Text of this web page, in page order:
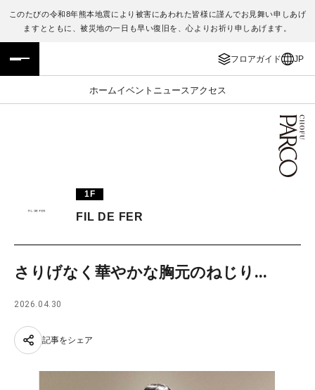
このたびの令和8年熊本地震により被害にあわれた皆様に謹んでお見舞い申しあげ
ますとともに、被災地の一日も早い復旧を、心よりお祈り申しあげます。
フロアガイド JP
ホームイベント ニュース アクセス
フロアガイド
施設案内・アクセス
TAX FREE
ENGLISH
繁体字
日本語
1F
FIL DE FER
さりげなく華やかな胸元のねじり...
2026.04.30
記事をシェア